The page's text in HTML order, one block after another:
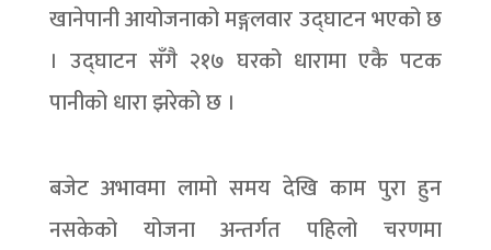
खानेपानी आयोजनाको मङ्गलवार उद्घाटन भएको छ
। उद्घाटन सँगै २१७ घरको धारामा एकै पटक
पानीको धारा झरेको छ ।
बजेट अभावमा लामो समय देखि काम पुरा हुन
नसकेको योजना अन्तर्गत पहिलो चरणमा